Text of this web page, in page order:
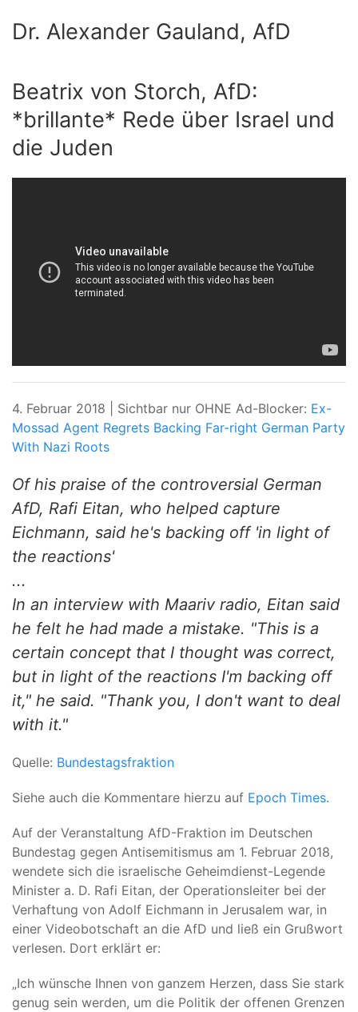
Dr. Alexander Gauland, AfD
Beatrix von Storch, AfD:
*brillante* Rede über Israel und
die Juden
4. Februar 2018 | Sichtbar nur OHNE Ad-Blocker: Ex-
Mossad Agent Regrets Backing Far-right German Party
With Nazi Roots
Of his praise of the controversial German
AfD, Rafi Eitan, who helped capture
Eichmann, said he's backing off 'in light of
the reactions'
...
In an interview with Maariv radio, Eitan said
he felt he had made a mistake. "This is a
certain concept that I thought was correct,
but in light of the reactions I'm backing off
it," he said. "Thank you, I don't want to deal
with it."
Quelle: Bundestagsfraktion
Siehe auch die Kommentare hierzu auf Epoch Times.
Auf der Veranstaltung AfD-Fraktion im Deutschen
Bundestag gegen Antisemitismus am 1. Februar 2018,
wendete sich die israelische Geheimdienst-Legende
Minister a. D. Rafi Eitan, der Operationsleiter bei der
Verhaftung von Adolf Eichmann in Jerusalem war, in
einer Videobotschaft an die AfD und ließ ein Grußwort
verlesen. Dort erklärt er:
„Ich wünsche Ihnen von ganzem Herzen, dass Sie stark
genug sein werden, um die Politik der offenen Grenzen